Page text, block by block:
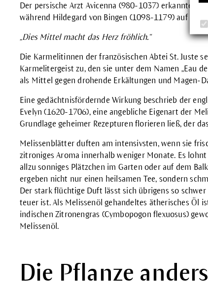
Der persische Arzt Avicenna (980-1037) erkannte
während Hildegard von Bingen (1098-1179) auf die
„Dies Mittel macht das Herz fröhlich.“
Die Karmelitinnen der französischen Abtei St. Juste
Karmelitergeist zu, den sie unter dem Namen „Eau
als Mittel gegen drohende Erkältungen und Magen-
Eine gedächtnisfördernde Wirkung beschrieb der
Evelyn (1620-1706), eine angebliche Eigenart der
Grundlage geheimer Rezepturen florieren ließ, der
Melissenblätter duften am intensivsten, wenn sie
zitroniges Aroma innerhalb weniger Monate. Es
allzu sonniges Plätzchen im Garten oder auf dem
ergeben nicht nur einen heilsamen Tee, sondern
Der stark flüchtige Duft lässt sich übrigens so
teuer ist. Als Melissenöl gehandeltes ätherisches Öl
indischen Zitronengras (Cymbopogon flexuosus)
Melissenöl.
Die Pflanze